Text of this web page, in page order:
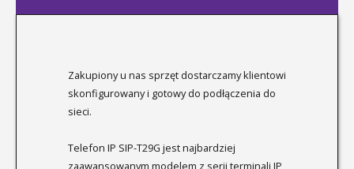
Zakupiony u nas sprzęt dostarczamy klientowi
skonfigurowany i gotowy do podłączenia do
sieci.
Telefon IP SIP-T29G jest najbardziej
zaawansowanym modelem z serii terminali IP